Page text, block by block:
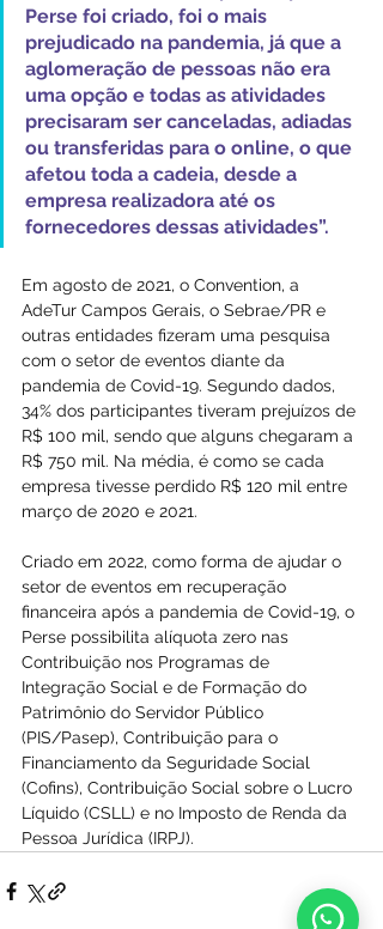
Perse foi criado, foi o mais
prejudicado na pandemia, já que a
aglomeração de pessoas não era
uma opção e todas as atividades
precisaram ser canceladas, adiadas
ou transferidas para o online, o que
afetou toda a cadeia, desde a
empresa realizadora até os
fornecedores dessas atividades”.
Em agosto de 2021, o Convention, a
AdeTur Campos Gerais, o Sebrae/PR e
outras entidades fizeram uma pesquisa
com o setor de eventos diante da
pandemia de Covid-19. Segundo dados,
34% dos participantes tiveram prejuízos de
R$ 100 mil, sendo que alguns chegaram a
R$ 750 mil. Na média, é como se cada
empresa tivesse perdido R$ 120 mil entre
março de 2020 e 2021.
Criado em 2022, como forma de ajudar o
setor de eventos em recuperação
financeira após a pandemia de Covid-19, o
Perse possibilita alíquota zero nas
Contribuição nos Programas de
Integração Social e de Formação do
Patrimônio do Servidor Público
(PIS/Pasep), Contribuição para o
Financiamento da Seguridade Social
(Cofins), Contribuição Social sobre o Lucro
Líquido (CSLL) e no Imposto de Renda da
Pessoa Jurídica (IRPJ).